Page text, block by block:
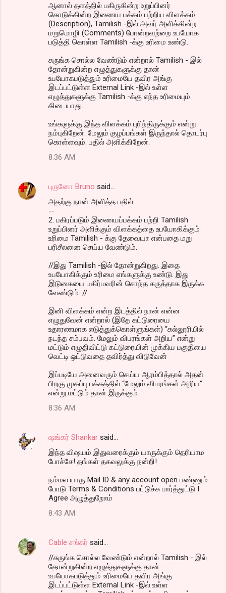
ஆனால் தளத்தில் பகிருகின்ற உறுப்பினர்
கொடுக்கின்ற இணைய பக்கம் பற்றிய விளக்கம்
(Description), Tamilish -இல் அவர் அளிக்கின்ற
மறுமொழி (Comments) போன்றவற்றை உபயோக
படுத்தி கொள்ள Tamilish -க்கு உரிமை உண்டு.
சுருங்க சொல்ல வேண்டும் என்றால் Tamilish - இல்
தோன்றுகின்ற எழுத்துகளுக்கு தான்
உபயோகபடுத்தும் உரிமையே தவிர அங்கு
இடப்பட்டுள்ள External Link -இல் உள்ள
எழுத்துகளுக்கு Tamilish -க்கு எந்த உரிமையும்
கிடையாது.
உங்களுக்கு இந்த விளக்கம் புரிந்திருக்கும் என்று
நம்புகிறேன். மேலும் குழப்பங்கள் இருந்தால் தொடர்பு
கொள்ளவும். பதில் அளிக்கிறேன்.
8:36 AM
புருனோ Bruno said…
அதற்கு நான் அளித்த பதில்
--
2. பகிரப்படும் இணையப்பக்கம் பற்றி Tamilish
உறுப்பினர் அளிக்கும் விளக்கத்தை உபயோகிக்கும்
உரிமை Tamilish - க்கு தேவையா என்பதை மறு
பரிசீலனை செய்ய வேண்டும்.
//இது Tamilish -இல் தோன்றுகிறது. இதை
உபயோகிக்கும் உரிமை எங்களுக்கு உண்டு. இது
இடுகையை பகிர்பவரின் சொந்த கருத்தாக இருக்க
வேண்டும். //
இனி விளக்கம் என்ற இடத்தில் நான் என்ன
எழுதுவேன் என்றால் (இதே கட்டுரையை
உதாரணமாக எடுத்துக்கொள்ளுங்கள்) “கல்லூரியில்
நடந்த சம்பவம். மேலும் விபரங்கள் அறிய” என்று
மட்டும் எழுதிவிட்டு கட்டுரையின் முக்கிய பகுதியை
வெட்டி ஒட்டுவதை தவிர்த்து விடுவேன்
இப்படியே அனைவரும் செய்ய ஆரம்பித்தால் அதன்
பிறகு முகப்பு பக்கத்தில் “மேலும் விபரங்கள் அறிய”
என்று மட்டும் தான் இருக்கும்
8:36 AM
ஷங்கர் Shankar said…
இந்த விஷயம் இதுவரைக்கும் யாருக்கும் தெரியாம
போச்சே! தங்கள் தகவலுக்கு நன்றி!
நம்மல யாரு Mail ID & any account open பண்ணும்
போடு Terms & Conditions பட்டுச்சு பார்த்துட்டு I
Agree அழுத்துறோம்
8:43 AM
Cable சங்கர் said…
//சுருங்க சொல்ல வேண்டும் என்றால் Tamilish - இல்
தோன்றுகின்ற எழுத்துகளுக்கு தான்
உபயோகபடுத்தும் உரிமையே தவிர அங்கு
இடப்பட்டுள்ள External Link -இல் உள்ள